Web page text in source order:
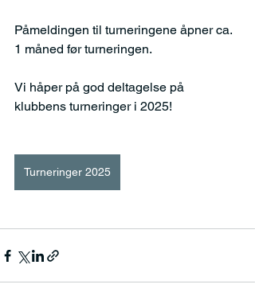
Påmeldingen til turneringene åpner ca.
1 måned før turneringen.
Vi håper på god deltagelse på
klubbens turneringer i 2025!
Turneringer 2025